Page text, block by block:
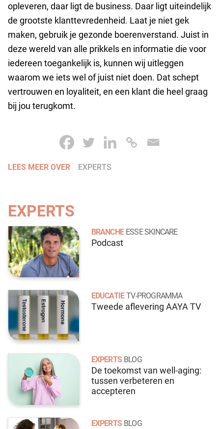
opleveren, daar ligt de business. Daar ligt uiteindelijk
de grootste klanttevredenheid. Laat je niet gek
maken, gebruik je gezonde boerenverstand. Juist in
deze wereld van alle prikkels en informatie die voor
iedereen toegankelijk is, kunnen wij uitleggen
waarom we iets wel of juist niet doen. Dat schept
vertrouwen en loyaliteit, en een klant die heel graag
bij jou terugkomt.
LEES MEER OVER EXPERTS
EXPERTS
BRANCHE ESSE SKINCARE
Podcast
EDUCATIE TV-PROGRAMMA
Tweede aflevering AAYA TV
EXPERTS BLOG
De toekomst van well-aging:
tussen verbeteren en
accepteren
EXPERTS BLOG